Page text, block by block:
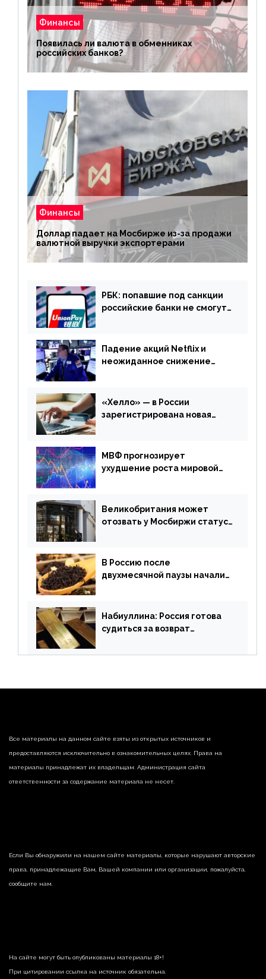
Финансы
Появилась ли валюта в обменниках
российских банков?
Финансы
Доллар падает на Мосбирже из-за продажи
валютной выручки экспортерами
РБК: попавшие под санкции
российские банки не смогут
Падение акций Netflix и
неожиданное снижение
апреля
«Хелло» — в России
зарегистрирована новая
МВФ прогнозирует
ухудшение роста мировой
апреля
Великобритания может
отозвать у Мосбиржи статус
В Россию после
двухмесячной паузы начали
Набиуллина: Россия готова
судиться за возврат
страны
Все материалы на данном сайте взяты из открытых источников и
предоставляются исключительно в ознакомительных целях. Права на
материалы принадлежат их владельцам. Администрация сайта
ответственности за содержание материала не несет.
Если Вы обнаружили на нашем сайте материалы, которые нарушают авторские
права, принадлежащие Вам, Вашей компании или организации, пожалуйста,
сообщите нам.
На сайте могут быть опубликованы материалы 18+!
При цитировании ссылка на источник обязательна.